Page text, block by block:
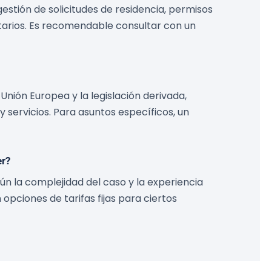
de solicitudes de residencia, permisos
Es recomendable consultar con un
Europea y la legislación derivada,
Para asuntos específicos, un
la complejidad del caso y la experiencia
de tarifas fijas para ciertos